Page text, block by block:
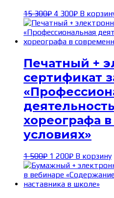
15 300₽ Первоначальная
цена
составляла
15 300₽.
4 300₽Текущая
цена:
4 300₽.
В
Печатный +
сертификат
хореографа
условиях»
1 500₽ Первоначальная
цена
составляла
1 500₽.
1 200₽Текущая
цена:
1 200₽.
В корзину